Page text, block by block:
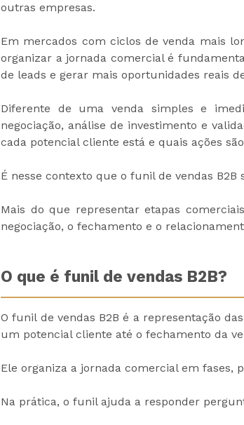
outras empresas.
Em mercados com ciclos de venda mais
organizar a jornada comercial é
de leads e gerar mais oportunidades reais
Diferente de uma venda simples e
negociação, análise de investimento e
cada potencial cliente está e quais ações
É nesse contexto que o funil de vendas B2B
Mais do que representar etapas
negociação, o fechamento e o
O que é funil de vendas B2B?
O funil de vendas B2B é a representação
um potencial cliente até o fechamento da
Ele organiza a jornada comercial em
Na prática, o funil ajuda a responder